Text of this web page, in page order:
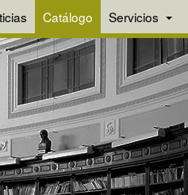
Catálogo Servicios